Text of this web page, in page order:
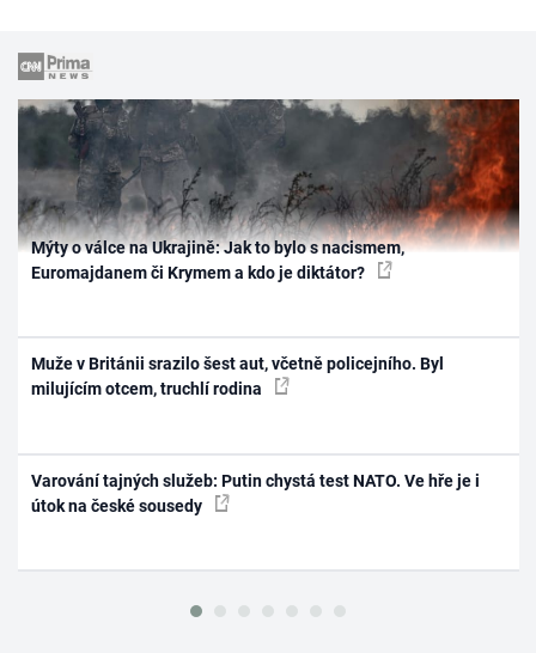
Mýty o válce na Ukrajině: Jak to bylo s nacismem,
Euromajdanem či Krymem a kdo je diktátor?
Muže v Británii srazilo šest aut, včetně policejního. Byl
milujícím otcem, truchlí rodina
Varování tajných služeb: Putin chystá test NATO. Ve hře je i
útok na české sousedy